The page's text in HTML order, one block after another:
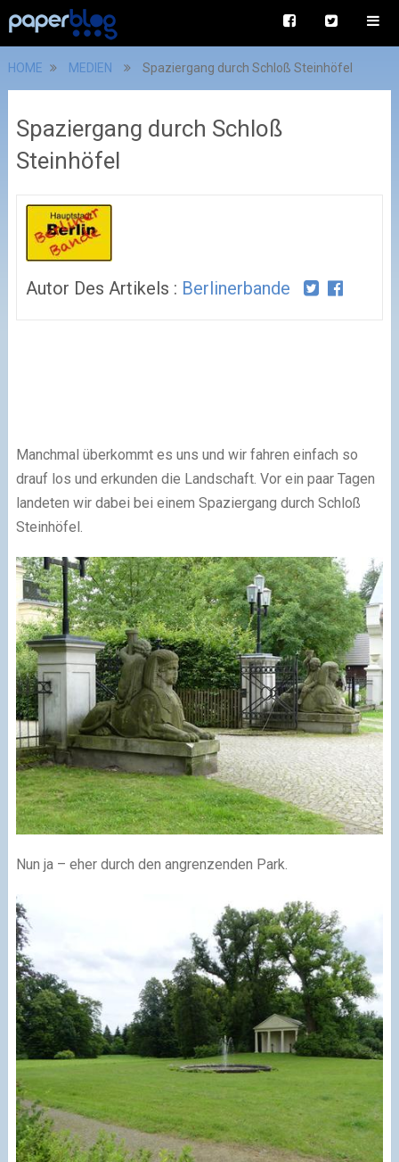
HOME MEDIEN Spaziergang durch Schloß Steinhöfel
Spaziergang durch Schloß
Steinhöfel
Autor Des Artikels : Berlinerbande
Manchmal überkommt es uns und wir fahren einfach so
drauf los und erkunden die Landschaft. Vor ein paar Tagen
landeten wir dabei bei einem Spaziergang durch Schloß
Steinhöfel.
Nun ja – eher durch den angrenzenden Park.